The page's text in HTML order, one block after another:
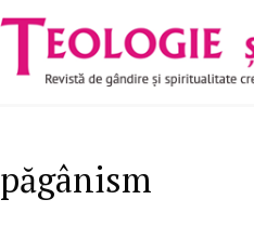
Mergi la conţinutul principal
Navigare
principală
păgânism